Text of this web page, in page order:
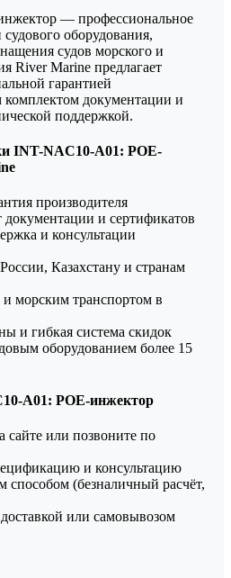
— профессиональное
оборудования,
судов морского и
River Marine предлагает
гарантией
документации и
поддержкой.
INT-NAC10-A01: POE-
производителя
и сертификатов
и консультации
Казахстану и странам
морским транспортом в
и гибкая система скидок
оборудованием более 15
A01: POE-инжектор
сайте или позвоните по
и консультацию
способом (безналичный расчёт,
или самовывозом